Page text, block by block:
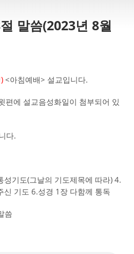
말씀(2023년 8월
<아침예배> 설교입니다.
편에 설교음성화일이 첨부되어 있
다.
기도(그날의 기도제목에 따라) 4.
신 기도 6.성경 1장 다함께 통독
씀